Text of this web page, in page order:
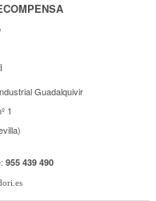
Guadalquivir
1
955 439 490